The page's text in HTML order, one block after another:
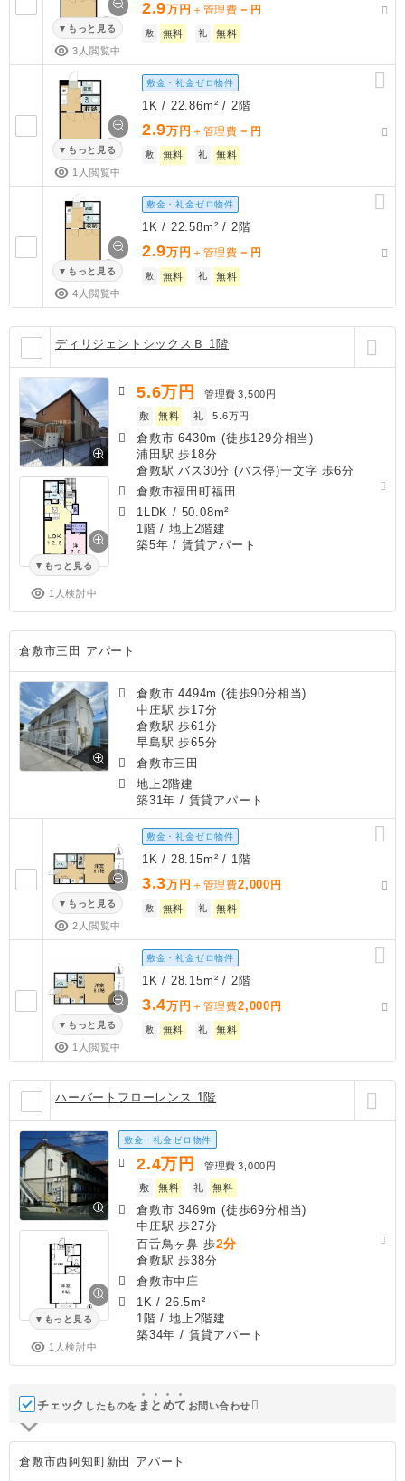
もっと見る
3人閲覧中
2.9万円 ＋管理費 － 円
敷 無料 礼 無料
もっと見る
1人閲覧中
敷金・礼金ゼロ物件
1K / 22.86m² / 2階
2.9万円 ＋管理費 － 円
敷 無料 礼 無料
もっと見る
4人閲覧中
敷金・礼金ゼロ物件
1K / 22.58m² / 2階
2.9万円 ＋管理費 － 円
敷 無料 礼 無料
ディリジェントシックスＢ 1階
もっと見る
1人検討中
5.6万円 管理費 3,500円
敷
無料 礼 5.6万円
倉敷市 6430m (徒歩129分相当)
浦田駅 歩18分
倉敷駅 バス30分 (バス停)一文字 歩6分
倉敷市福田町福田
1LDK / 50.08m²
1階 / 地上2階建
築5年 / 賃貸アパート
倉敷市三田 アパート
倉敷市 4494m (徒歩90分相当)
中庄駅 歩17分
倉敷駅 歩61分
早島駅 歩65分
倉敷市三田
地上2階建
築31年 / 賃貸アパート
もっと見る
2人閲覧中
敷金・礼金ゼロ物件
1K / 28.15m² / 1階
3.3万円 ＋管理費2,000 円
敷 無料 礼 無料
もっと見る
1人閲覧中
敷金・礼金ゼロ物件
1K / 28.15m² / 2階
3.4万円 ＋管理費2,000 円
敷 無料 礼 無料
ハーバートフローレンス 1階
もっと見る
1人検討中
敷金・礼金ゼロ物件
2.4万円 管理費 3,000円
敷
無料 礼 無料
倉敷市 3469m (徒歩69分相当)
中庄駅 歩27分
百舌鳥ヶ鼻 歩2分
倉敷駅 歩38分
倉敷市中庄
1K / 26.5m²
1階 / 地上2階建
築34年 / 賃貸アパート
チェック したものを ま と めて お問い合わせ
倉敷市西阿知町新田 アパート